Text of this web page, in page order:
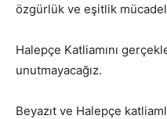
özgürlük ve eşitlik
Halepçe Katliamını
unutmayacağız.
Beyazıt ve Halepçe